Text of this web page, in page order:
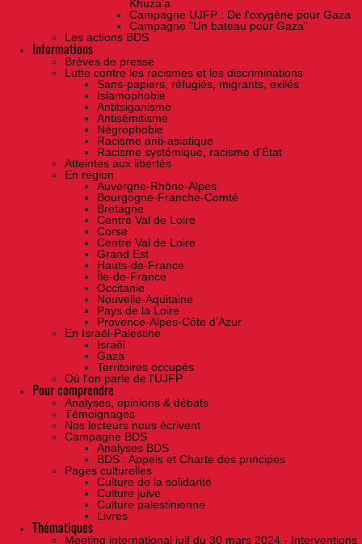
Khuza'a
Campagne UJFP : De l'oxygène pour Gaza
Campagne "Un bateau pour Gaza"
Les actions BDS
Informations
Brèves de presse
Lutte contre les racismes et les discriminations
Sans-papiers, réfugiés, migrants, exilés
Islamophobie
Antitsiganisme
Antisémitisme
Négrophobie
Racisme anti-asiatique
Racisme systémique, racisme d'État
Atteintes aux libertés
En région
Auvergne-Rhône-Alpes
Bourgogne-Franche-Comté
Bretagne
Centre Val de Loire
Corse
Centre Val de Loire
Grand Est
Hauts-de-France
Île-de-France
Occitanie
Nouvelle-Aquitaine
Pays de la Loire
Provence-Alpes-Côte d'Azur
En Israël-Palestine
Israël
Gaza
Territoires occupés
Où l'on parle de l'UJFP
Pour comprendre
Analyses, opinions & débats
Témoignages
Nos lecteurs nous écrivent
Campagne BDS
Analyses BDS
BDS : Appels et Charte des principes
Pages culturelles
Culture de la solidarité
Culture juive
Culture palestinienne
Livres
Thématiques
Meeting international juif du 30 mars 2024 - Interventions